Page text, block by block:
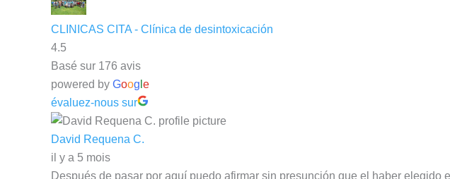
CLINICAS CITA - Clínica de desintoxicación
4.5
Basé sur 176 avis
powered by Goog e
évaluez-nous sur
David Requena C.
il y a 5 mois
Después de pasar por aquí puedo afirmar sin presunción que el haber